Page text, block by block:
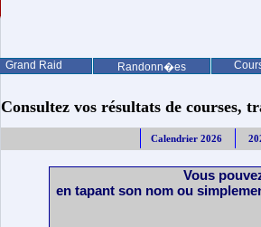
Grand Raid Randonn�es
Consultez vos résultats de courses,
Calendrier 2026
Vous
en tapant son nom ou